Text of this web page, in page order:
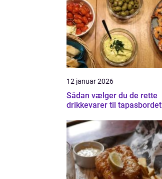
12 januar 2026
Sådan vælger du de rette
drikkevarer til tapasbordet